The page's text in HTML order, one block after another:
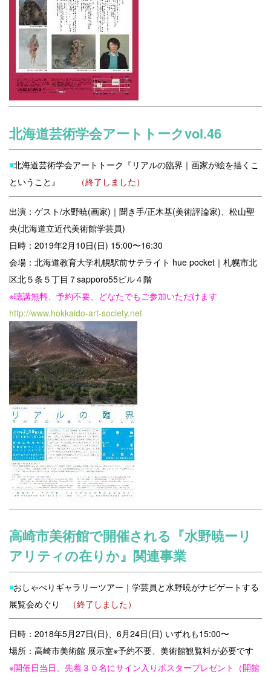
北海道芸術学会アートトークvol.46
◾️北海道芸術学会アートトーク『リアルの臨界｜画家が絵を描くこ
ということ』
（終了しました）
出演：ゲスト/水野暁(画家)｜ 聞き手/正木基(美術評論家)、松山聖
央(北海道立近代美術館学芸員)
日時：2019年2月10日(日) 15:00〜16:30
会場：北海道教育大学札幌駅前サテライト hue pocket｜札幌市北
区北５条５丁目７sapporo55ビル４階
※聴講無料、予約不要、どなたでもご参加いただけます
http://www.hokkaido-art-society.net
高崎市美術館で開催される『水野暁ーリ
アリティの在りか』関連事業
◾️おしゃべりギャラリーツアー｜学芸員と水野暁がナビゲートする
展覧会めぐり
（終了しました）
日時：2018年5月27日(日)、6月24日(日) いずれも15:00〜
場所：高崎市美術館 展示室※予約不要、美術館観覧料が必要です
※開催日当日、先着３０名にサイン入りポスタープレゼント（開館